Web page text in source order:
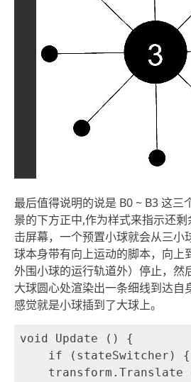
最后值得说明的说是 B0 ~ B3 这三
景的下方正中,作为样式来指示还
击屏幕，一个预置小球就会从三小
球本身带有向上运动的脚本，向上
外围小球的运行轨道外）停止，然
大球圆心处渲染出一条细线到达自
感觉就是小球插到了大球上。
void Update () {
    if (stateSwitcher) {
transform.Translate